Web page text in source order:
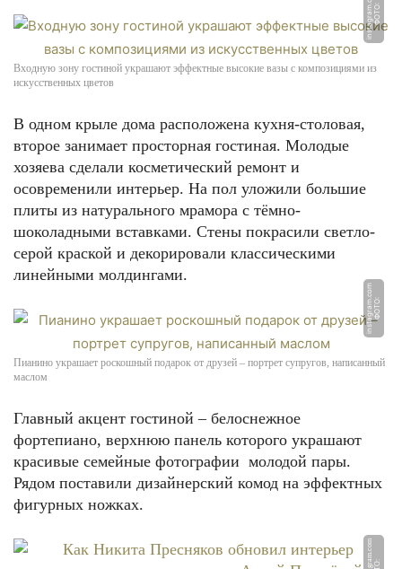
Ф
О
Т
О:
i
n
s
t
a
g
r
a
m.
c
o
m
Входную зону гостиной украшают эффектные высокие вазы с композициями из
искусственных цветов
В одном крыле дома расположена кухня-столовая,
второе занимает просторная гостиная. Молодые
хозяева сделали косметический ремонт и
осовременили интерьер. На пол уложили большие
плиты из натурального мрамора с тёмно-
шоколадными вставками. Стены покрасили светло-
серой краской и декорировали классическими
линейными молдингами.
Ф
О
Т
О:
i
n
s
t
a
g
r
a
m.
c
o
m
Пианино украшает роскошный подарок от друзей – портрет супругов, написанный
маслом
Главный акцент гостиной – белоснежное
фортепиано, верхнюю панель которого украшают
красивые семейные фотографии молодой пары.
Рядом поставили дизайнерский комод на эффектных
фигурных ножках.
m